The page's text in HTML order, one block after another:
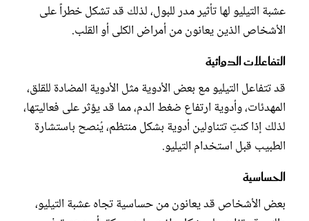
عشبة التيليو لها تأثير مدر للبول، لذلك قد تشكل خطراً على
الأشخاص الذين يعانون من أمراض الكلى أو القلب.
التفاعلات الدوائية
قد تتفاعل التيليو مع بعض الأدوية مثل الأدوية المضادة للقلق،
المهدئات، وأدوية ارتفاع ضغط الدم، مما قد يؤثر على فعاليتها،
لذلك إذا كنتِ تتناولين أدوية بشكل منتظم، يُنصح باستشارة
الطبيب قبل استخدام التيليو.
الحساسية
بعض الأشخاص قد يعانون من حساسية تجاه عشبة التيليو،